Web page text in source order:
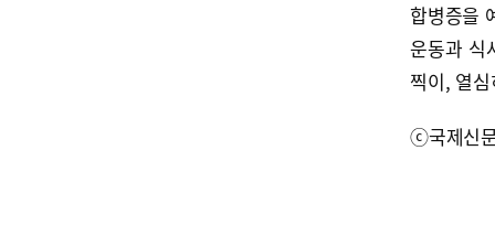
합병증을
운동과 식
찍이, 열
ⓒ국제신